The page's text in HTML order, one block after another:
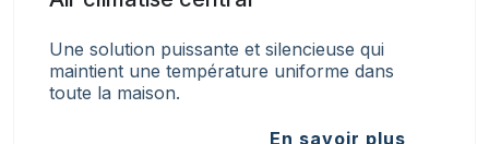
Une solution puissante et silencieuse qui
maintient une température uniforme dans
toute la maison.
En savoir plus